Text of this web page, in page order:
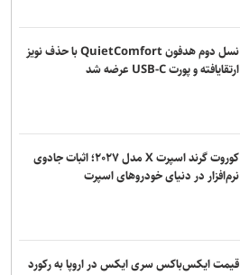
نسل دوم هدفون QuietComfort با حذف نویز
ارتقایافته و پورت USB-C عرضه شد
کوروت گرند اسپرت X مدل ۲۰۲۷؛ اثبات جادوی
نرم‌افزار در دنیای خودروهای اسپرت
قیمت ایکس‌باکس سری ایکس در اروپا به رکورد